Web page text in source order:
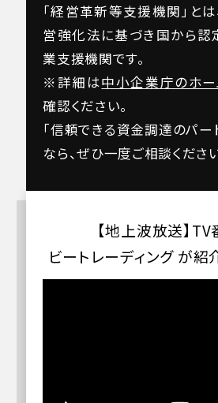
「経営革新等支援機関」と
営強化法に基づき国から認
業支援機関です。
※詳細は中小企業庁のホ
確認ください。
「信頼できる資金調達のパー
なら、ぜひ一度ご相談ください
【地上波放送】
ビートレーディング が紹